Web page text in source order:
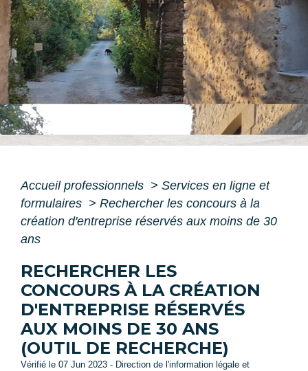
Accueil professionnels > Services en ligne et
formulaires > Rechercher les concours à la
création d'entreprise réservés aux moins de 30
ans
RECHERCHER LES
CONCOURS À LA CRÉATION
D'ENTREPRISE RÉSERVÉS
AUX MOINS DE 30 ANS
(OUTIL DE RECHERCHE)
Vérifié le 07 Jun 2023 - Direction de l'information légale et